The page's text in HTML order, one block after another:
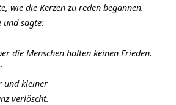
wie die Kerzen zu reden begannen.
und sagte:
die Menschen halten keinen Frieden.
und kleiner
verlöscht.